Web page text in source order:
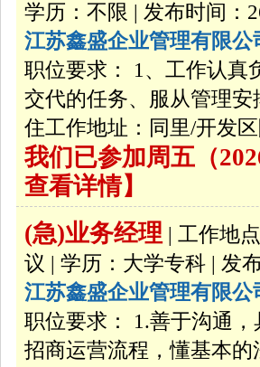
学历：不限 | 发布时间：
江苏鑫盛企业管理有限公
职位要求： 1、工作认真
交代的任务、服从管理
住工作地址：同里/开发
我们已参加周五（
查看详情】
(急)业务经理 | 工作地
议 | 学历：大学专科 | 发
江苏鑫盛企业管理有限公
职位要求： 1.善于沟通
招商运营流程，懂基本